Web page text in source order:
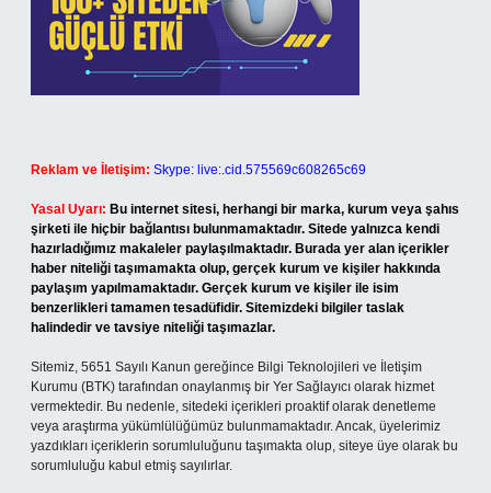
Reklam ve İletişim: Skype: live:.cid.575569c608265c69
Yasal Uyarı: Bu internet sitesi, herhangi bir marka, kurum veya şahıs
şirketi ile hiçbir bağlantısı bulunmamaktadır. Sitede yalnızca kendi
hazırladığımız makaleler paylaşılmaktadır. Burada yer alan içerikler
haber niteliği taşımamakta olup, gerçek kurum ve kişiler hakkında
paylaşım yapılmamaktadır. Gerçek kurum ve kişiler ile isim
benzerlikleri tamamen tesadüfidir. Sitemizdeki bilgiler taslak
halindedir ve tavsiye niteliği taşımazlar.
Sitemiz, 5651 Sayılı Kanun gereğince Bilgi Teknolojileri ve İletişim
Kurumu (BTK) tarafından onaylanmış bir Yer Sağlayıcı olarak hizmet
vermektedir. Bu nedenle, sitedeki içerikleri proaktif olarak denetleme
veya araştırma yükümlülüğümüz bulunmamaktadır. Ancak, üyelerimiz
yazdıkları içeriklerin sorumluluğunu taşımakta olup, siteye üye olarak bu
sorumluluğu kabul etmiş sayılırlar.